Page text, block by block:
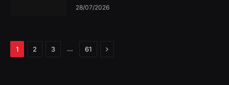
28/07/2026
1 2 3 … 61 Próximo